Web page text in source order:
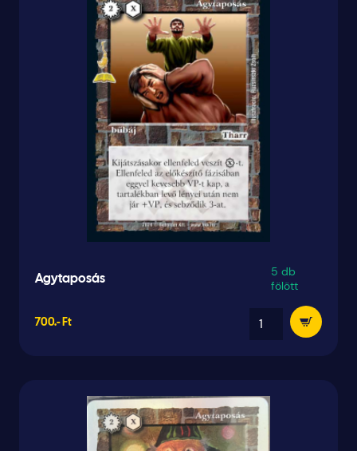
Agytaposás
5 db
fölött
700.- Ft